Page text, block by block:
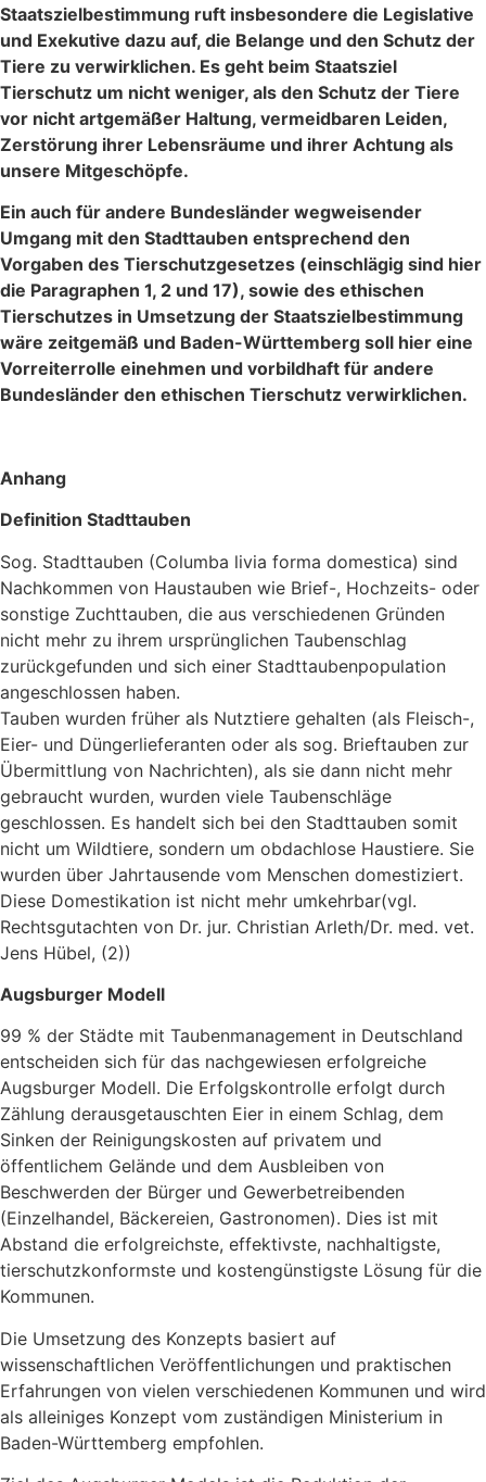
Staatszielbestimmung ruft insbesondere die Legislative
und Exekutive dazu auf, die Belange und den Schutz der
Tiere zu verwirklichen. Es geht beim Staatsziel
Tierschutz um nicht weniger, als den Schutz der Tiere
vor nicht artgemäßer Haltung, vermeidbaren Leiden,
Zerstörung ihrer Lebensräume und ihrer Achtung als
unsere Mitgeschöpfe.
Ein auch für andere Bundesländer wegweisender
Umgang mit den Stadttauben entsprechend den
Vorgaben des Tierschutzgesetzes (einschlägig sind hier
die Paragraphen 1, 2 und 17), sowie des ethischen
Tierschutzes in Umsetzung der Staatszielbestimmung
wäre zeitgemäß und Baden-Württemberg soll hier eine
Vorreiterrolle einehmen und vorbildhaft für andere
Bundesländer den ethischen Tierschutz verwirklichen.
Anhang
Definition Stadttauben
Sog. Stadttauben (Columba livia forma domestica) sind
Nachkommen von Haustauben wie Brief-, Hochzeits- oder
sonstige Zuchttauben, die aus verschiedenen Gründen
nicht mehr zu ihrem ursprünglichen Taubenschlag
zurückgefunden und sich einer Stadttaubenpopulation
angeschlossen haben.
Tauben wurden früher als Nutztiere gehalten (als Fleisch-,
Eier- und Düngerlieferanten oder als sog. Brieftauben zur
Übermittlung von Nachrichten), als sie dann nicht mehr
gebraucht wurden, wurden viele Taubenschläge
geschlossen. Es handelt sich bei den Stadttauben somit
nicht um Wildtiere, sondern um obdachlose Haustiere. Sie
wurden über Jahrtausende vom Menschen domestiziert.
Diese Domestikation ist nicht mehr umkehrbar(vgl.
Rechtsgutachten von Dr. jur. Christian Arleth/Dr. med. vet.
Jens Hübel, (2))
Augsburger Modell
99 % der Städte mit Taubenmanagement in Deutschland
entscheiden sich für das nachgewiesen erfolgreiche
Augsburger Modell. Die Erfolgskontrolle erfolgt durch
Zählung derausgetauschten Eier in einem Schlag, dem
Sinken der Reinigungskosten auf privatem und
öffentlichem Gelände und dem Ausbleiben von
Beschwerden der Bürger und Gewerbetreibenden
(Einzelhandel, Bäckereien, Gastronomen). Dies ist mit
Abstand die erfolgreichste, effektivste, nachhaltigste,
tierschutzkonformste und kostengünstigste Lösung für die
Kommunen.
Die Umsetzung des Konzepts basiert auf
wissenschaftlichen Veröffentlichungen und praktischen
Erfahrungen von vielen verschiedenen Kommunen und wird
als alleiniges Konzept vom zuständigen Ministerium in
Baden-Württemberg empfohlen.